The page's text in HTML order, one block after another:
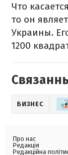
Что
то он
Украины.
1200
БИЗНЕС
Про нас
Редакція
Редакційна